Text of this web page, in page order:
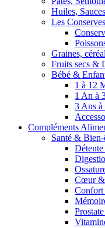
Huiles,
Les Conserves
Graines,
Fruits secs &
Bébé &
1 à 12
1 An à
3 Ans à
Compléments
Santé & Bien-
Cœur &
Confort